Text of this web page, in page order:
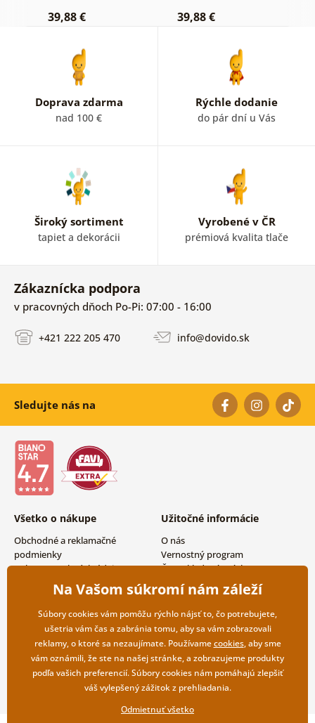
39,88 € 39,88 €
Doprava zdarma
nad 100 €
Rýchle dodanie
do pár dní u Vás
Široký sortiment
tapiet a dekorácii
Vyrobené v ČR
prémiová kvalita tlače
Zákaznícka podpora
v pracovných dňoch Po-Pi: 07:00 - 16:00
+421 222 205 470 info@dovido.sk
Sledujte nás na
Všetko o nákupe
Obchodné a reklamačné
podmienky
Ochrana osobných údajov
Možnosti dopravy a platby
Vrátenie tovaru
Užitočné informácie
O nás
Vernostný program
Často kladené otázky
Magazín
Kontakty
Veľkoobchodná spolupráca
Na Vašom súkromí nám záleží
Súbory cookies vám pomôžu rýchlo nájsť to, čo potrebujete,
ušetria vám čas a zabránia tomu, aby sa vám zobrazovali
reklamy, o ktoré sa nezaujímate. Používamecookies, aby sme
vám oznámili, že ste na našej stránke, a zobrazujeme produkty
podľa vašich preferencií. Súbory cookies nám pomáhajú zlepšiť
váš vylepšený zážitok z prehliadania.
Odmietnuť všetko